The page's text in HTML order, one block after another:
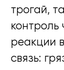
трогай,
контроль
реакции
связь: